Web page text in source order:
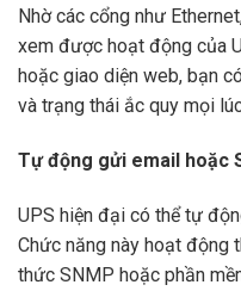
Nhờ các cổng như
xem được hoạt động của
hoặc giao diện web, bạn
và trạng thái ắc quy mọi
Tự động gửi email hoặc
UPS hiện đại có thể tự
Chức năng này hoạt động
thức SNMP hoặc phần